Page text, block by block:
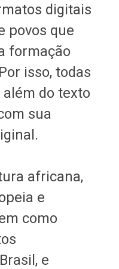
digitais
povos que
formação
isso, todas
além do texto
sua
africana,
e
como
e